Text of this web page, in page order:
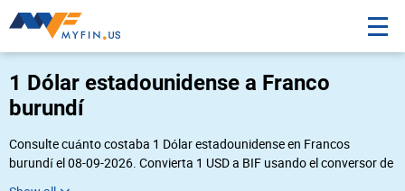
1 Dólar estadounidense a Franco
burundí
Consulte cuánto costaba 1 Dólar estadounidense en Francos
burundí el 08-09-2026. Convierta 1 USD a BIF usando el conversor de